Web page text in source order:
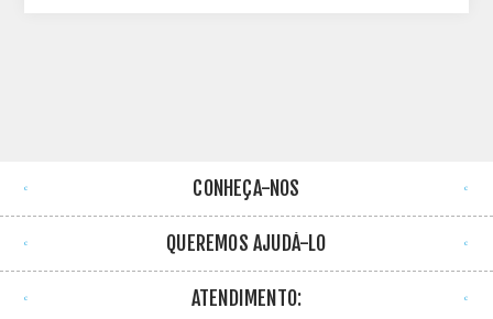
CONHEÇA-NOS
QUEREMOS AJUDÁ-LO
ATENDIMENTO: